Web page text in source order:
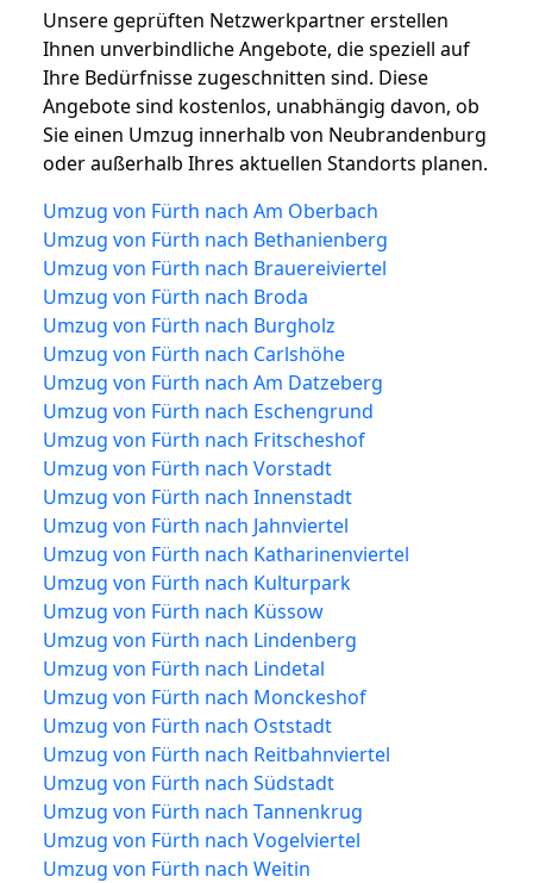
Unsere geprüften Netzwerkpartner erstellen
Ihnen unverbindliche Angebote, die speziell auf
Ihre Bedürfnisse zugeschnitten sind. Diese
Angebote sind kostenlos, unabhängig davon, ob
Sie einen Umzug innerhalb von Neubrandenburg
oder außerhalb Ihres aktuellen Standorts planen.
Umzug von Fürth nach Am Oberbach
Umzug von Fürth nach Bethanienberg
Umzug von Fürth nach Brauereiviertel
Umzug von Fürth nach Broda
Umzug von Fürth nach Burgholz
Umzug von Fürth nach Carlshöhe
Umzug von Fürth nach Am Datzeberg
Umzug von Fürth nach Eschengrund
Umzug von Fürth nach Fritscheshof
Umzug von Fürth nach Vorstadt
Umzug von Fürth nach Innenstadt
Umzug von Fürth nach Jahnviertel
Umzug von Fürth nach Katharinenviertel
Umzug von Fürth nach Kulturpark
Umzug von Fürth nach Küssow
Umzug von Fürth nach Lindenberg
Umzug von Fürth nach Lindetal
Umzug von Fürth nach Monckeshof
Umzug von Fürth nach Oststadt
Umzug von Fürth nach Reitbahnviertel
Umzug von Fürth nach Südstadt
Umzug von Fürth nach Tannenkrug
Umzug von Fürth nach Vogelviertel
Umzug von Fürth nach Weitin